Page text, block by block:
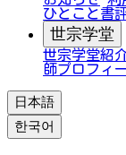
ひとこと書
世宗学堂
世宗学堂紹
師プロフィ
日本語
한국어